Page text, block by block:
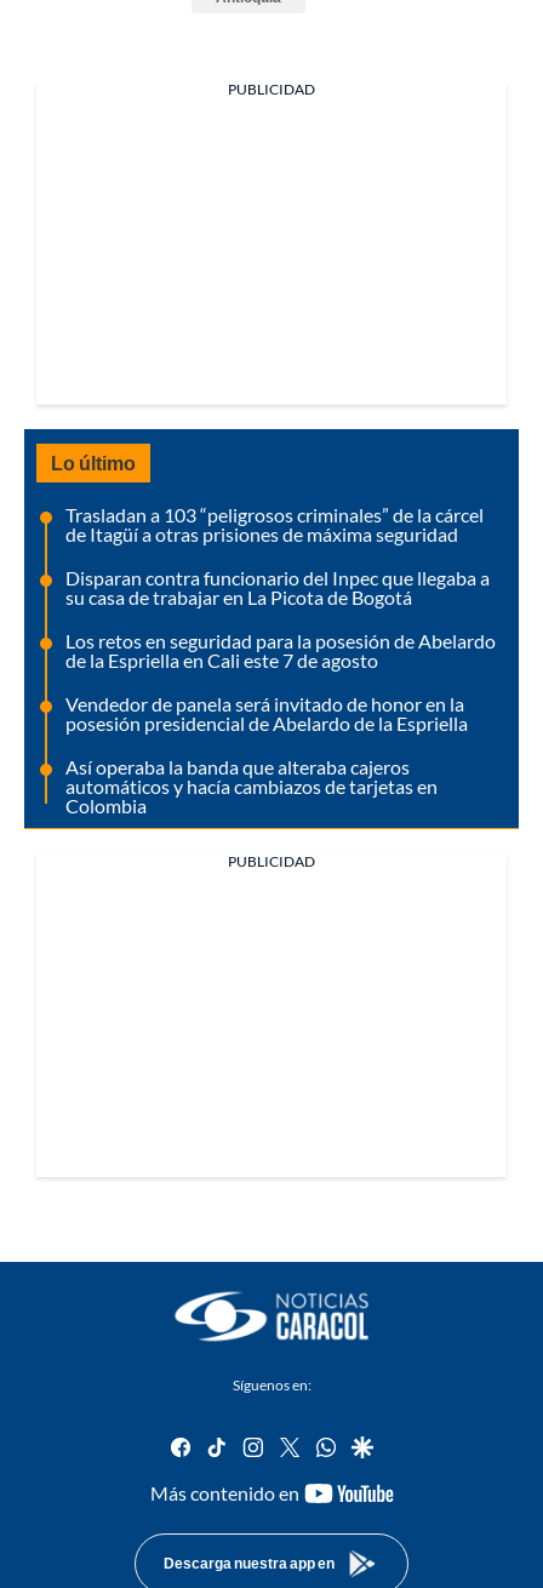
PUBLICIDAD
Lo último
Trasladan a 103 “peligrosos criminales” de la cárcel
de Itagüí a otras prisiones de máxima seguridad
Disparan contra funcionario del Inpec que llegaba a
su casa de trabajar en La Picota de Bogotá
Los retos en seguridad para la posesión de Abelardo
de la Espriella en Cali este 7 de agosto
Vendedor de panela será invitado de honor en la
posesión presidencial de Abelardo de la Espriella
Así operaba la banda que alteraba cajeros
automáticos y hacía cambiazos de tarjetas en
Colombia
PUBLICIDAD
Síguenos en:
facebook
tiktok instagram
twitterwhatsapp
google
Más contenido en
youtube-
Descarga nuestra app en